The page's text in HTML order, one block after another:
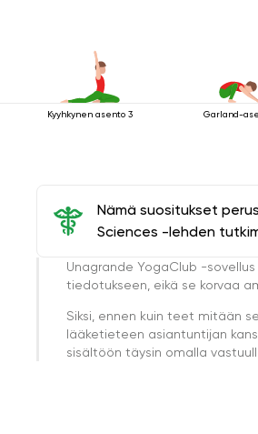
Kyyhkynen asento 3 Garland-
Nämä suositukset
Sciences -lehden
Unagrande YogaClub -
tiedotukseen, eikä se korvaa
Siksi, ennen kuin teet mitään
lääketieteen asiantuntijan
sisältöön täysin omalla